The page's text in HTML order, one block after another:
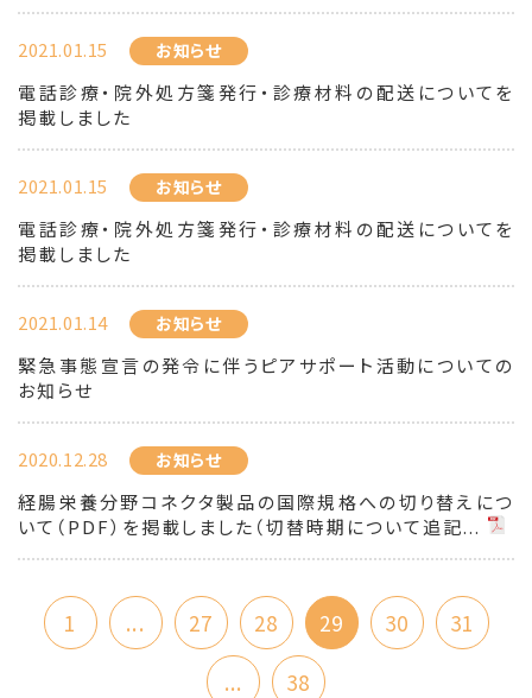
2021.01.15 お知らせ
電話診療・院外処方箋発行・診療材料の配送についてを
掲載しました
2021.01.15 お知らせ
電話診療・院外処方箋発行・診療材料の配送についてを
掲載しました
2021.01.14 お知らせ
緊急事態宣言の発令に伴うピアサポート活動についての
お知らせ
2020.12.28 お知らせ
経腸栄養分野コネクタ製品の国際規格への切り替えにつ
いて（PDF）を掲載しました（切替時期について追記...
1 ... 27 28 29 30
31
...
38